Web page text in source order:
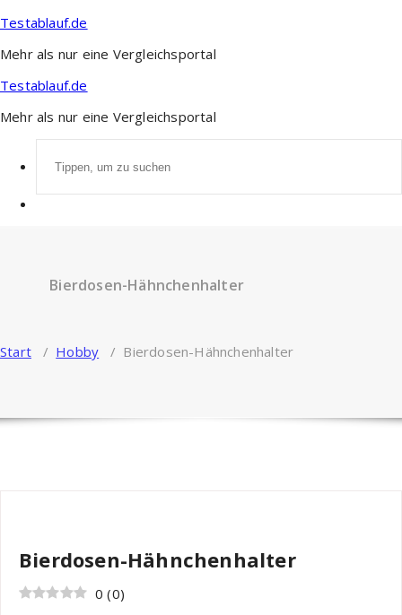
Inhalt
Testablauf.de
Mehr als nur eine Vergleichsportal
Testablauf.de
Mehr als nur eine Vergleichsportal
nach:
Bierdosen-Hähnchenhalter
Start / Hobby / Bierdosen-Hähnchenhalter
Bierdosen-Hähnchenhalter
0 (0)